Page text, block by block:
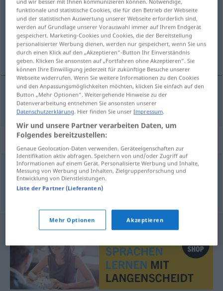
Übersicht aller Übersetzungen
(Für mehr Details die Übersetzung anklicken/antippen)
fehlerhaft, falsch, irrtümlich
fehlerhaft,falsch,irrtümlich fejlagtig
Synonyme für "fejlagtig"
forkert
funktionale und statistische Cookies, die für den Betrieb der Webseite
und der statistischen Auswertung unserer Webseite erforderlich sind,
werden auf Grundlage unserer Vorauswahl immer auf Ihrem Endgerät
gespeichert. Marketing-Cookies und Cookies, die der Bereitstellung
personalisierter Werbung dienen, werden nur gespeichert, wenn Sie uns
durch einen Klick auf den „Akzeptieren“-Button Ihr Einverständnis
geben. Klicken Sie ansonsten auf „Fortfahren ohne Akzeptieren“. Sie
können Ihre Einwilligung jederzeit für zukünftige Besuche unserer
Webseite widerrufen. Wenn Sie weitere Informationen zu den Cookies
und den Anpassungsmöglichkeiten möchten, klicken Sie einfach auf den
Button „Mehr Optionen“. Weitergehende Hinweise zu der
Datenverarbeitung entnehmen Sie ansonsten unserer
Datenschutzerklärung . Hier finden Sie unserImpressum
Wir und unsere Partner verarbeiten Daten, um
Folgendes bereitzustellen:
Genaue Geolocation-Daten verwenden. Geräteeigenschaften zur
Identifikation aktiv abfragen. Speichern von und/oder Zugriff auf
Informationen auf einem Gerät. Personalisierte Werbung und Inhalte,
Messung von Werbung und Inhalten, Zielgruppenforschung und
Entwicklung von Dienstleistungen.
Liste der Partner (Lieferanten)
Mehr Optionen Akzeptieren